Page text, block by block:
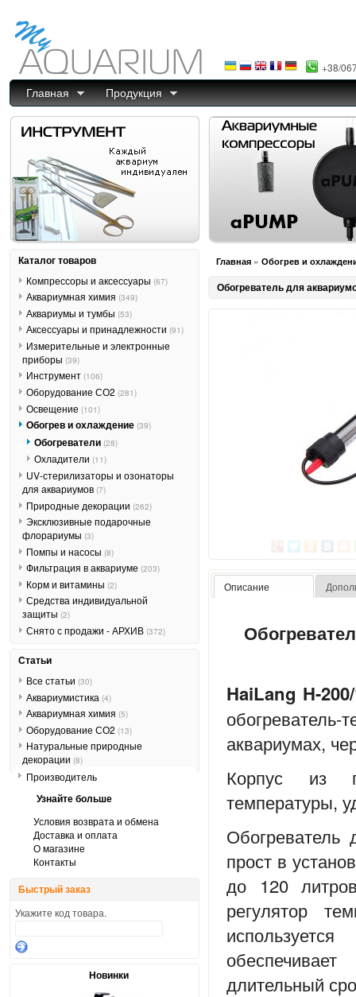
+38/
Главная Продукция
Главная » Обогрев и
Обогреватель для
Описание
HaiLang H-
обогреватель-
аквариумах,
Корпус из
температуры,
Обогреватель
прост в
до 120
регулятор
длительный
Каталог товаров
Компрессоры и аксессуары (67)
Аквариумная химия (349)
Аквариумы и тумбы (53)
Аксессуары и принадлежности (91)
Измерительные и электронные
приборы (39)
Инструмент (106)
Оборудование СО2 (281)
Освещение (101)
Обогрев и охлаждение (39)
Обогреватели (28)
Охладители (11)
UV-стерилизаторы и озонаторы
для аквариумов (7)
Природные декорации (262)
Эксклюзивные подарочные
флорариумы (3)
Помпы и насосы (8)
Фильтрация в аквариуме (203)
Корм и витамины (2)
Средства индивидуальной
защиты (2)
Снято с продажи - АРХИВ (372)
Статьи
Все статьи (30)
Аквариумистика (4)
Аквариумная химия (5)
Оборудование СО2 (13)
Натуральные природные
декорации (8)
Производитель
Узнайте больше
Условия возврата и обмена
Доставка и оплата
О магазине
Контакты
Быстрый заказ
Укажите код товара.
Новинки